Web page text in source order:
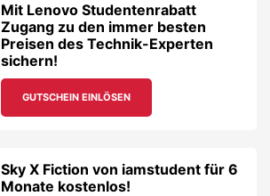
Mit Lenovo Studentenrabatt
Zugang zu den immer besten
Preisen des Technik-Experten
sichern!
GUTSCHEIN EINLÖSEN
Sky X Fiction von iamstudent für 6
Monate kostenlos!